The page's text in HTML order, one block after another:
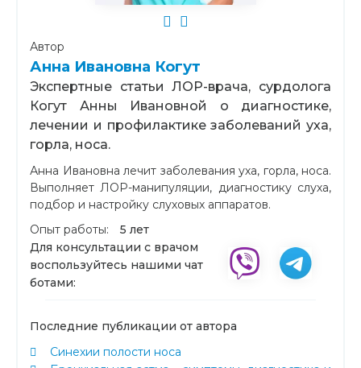
Автор
Анна Ивановна Когут
Экспертные статьи ЛОР-врача, сурдолога
Когут Анны Ивановной о диагностике,
лечении и профилактике заболеваний уха,
горла, носа.
Анна Ивановна лечит заболевания уха, горла, носа.
Выполняет ЛОР-манипуляции, диагностику слуха,
подбор и настройку слуховых аппаратов.
Опыт работы:
5 лет
Для консультации с врачом
воспользуйтесь нашими чат
ботами:
Последние публикации от автора
Синехии полости носа